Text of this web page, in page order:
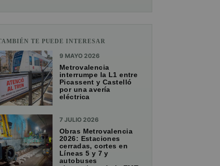
TE PUEDE INTERESAR
9 MAYO 2026
Metrovalencia
interrumpe la L1 entre
Picassent y Castelló
por una avería
eléctrica
7 JULIO 2026
Obras Metrovalencia
2026: Estaciones
cerradas, cortes en
Líneas 5 y 7 y
autobuses